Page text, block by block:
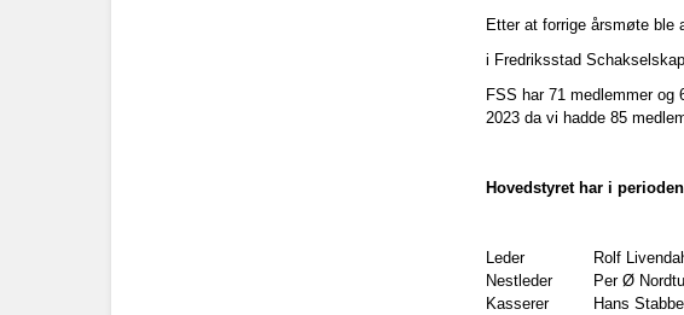
Etter at forrige årsmøte ble
i Fredriksstad
FSS har 71 medlemmer og
2023 da vi hadde 85
Hovedstyret har i
Leder
Rolf
Nestleder
Per Ø
Kasserer
Hans